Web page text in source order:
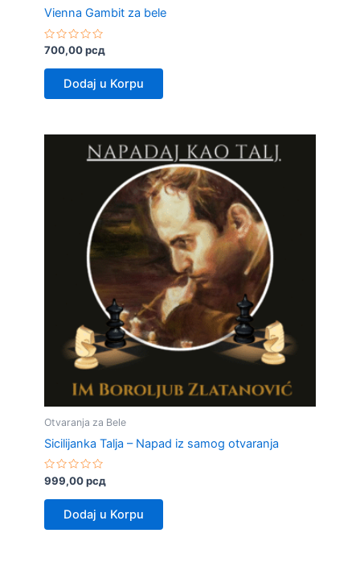
Vienna Gambit za bele
Rated
out
700,00рсд
Dodaj u Korpu
Otvaranja za Bele
Sicilijanka Talja – Napad iz samog otvaranja
Rated
0
out
999,00рсд
Dodaj u Korpu